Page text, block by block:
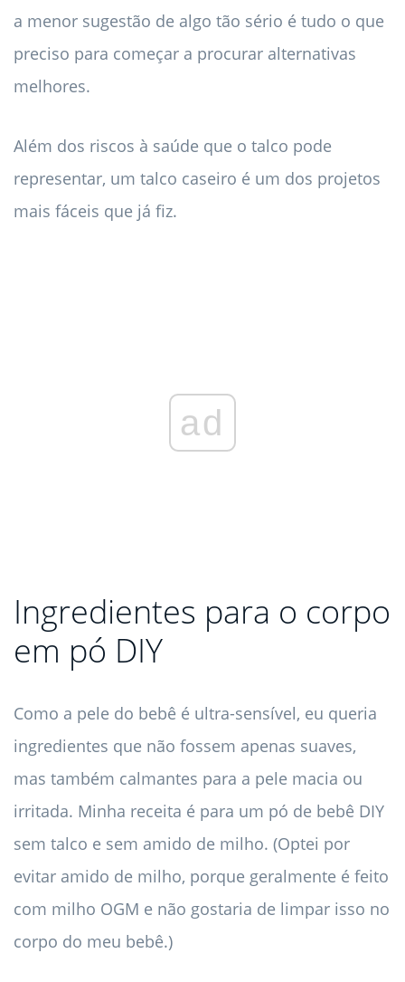
a menor sugestão de algo tão sério é tudo o que
preciso para começar a procurar alternativas
melhores.
Além dos riscos à saúde que o talco pode
representar, um talco caseiro é um dos projetos
mais fáceis que já fiz.
ad
Ingredientes para o corpo
em pó DIY
Como a pele do bebê é ultra-sensível, eu queria
ingredientes que não fossem apenas suaves,
mas também calmantes para a pele macia ou
irritada. Minha receita é para um pó de bebê DIY
sem talco e sem amido de milho. (Optei por
evitar amido de milho, porque geralmente é feito
com milho OGM e não gostaria de limpar isso no
corpo do meu bebê.)